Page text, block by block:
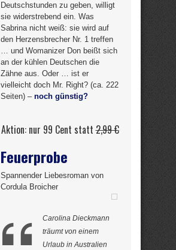
Deutschstunden zu geben, willigt
sie widerstrebend ein. Was
Sabrina nicht weiß: sie wird auf
den Herzensbrecher Nr. 1 treffen
… und Womanizer Don beißt sich
an der kühlen Deutschen die
Zähne aus. Oder … ist er
vielleicht doch Mr. Right? (ca. 222
Seiten) – noch günstig?
Aktion: nur 99 Cent statt2,99 €
Feuerprobe
Spannender Liebesroman von
Cordula Broicher
Carolina Dieckmann
träumt von einem
Urlaub in Australien